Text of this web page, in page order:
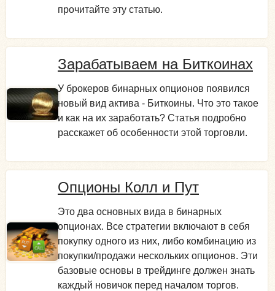
прочитайте эту статью.
Зарабатываем на Биткоинах
У брокеров бинарных опционов появился
новый вид актива - Биткоины. Что это такое
и как на их заработать? Статья подробно
расскажет об особенности этой торговли.
Опционы Колл и Пут
Это два основных вида в бинарных
опционах. Все стратегии включают в себя
покупку одного из них, либо комбинацию из
покупки/продажи нескольких опционов. Эти
базовые основы в трейдинге должен знать
каждый новичок перед началом торгов.